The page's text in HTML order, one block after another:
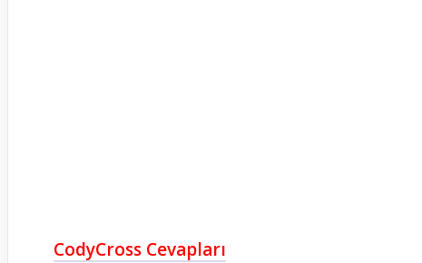
CodyCross Cevapları